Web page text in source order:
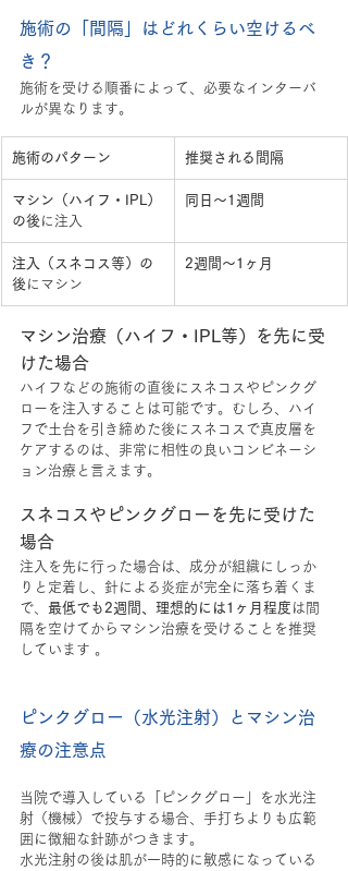
施術の「間隔」はどれくらい空けるべ
き？
施術を受ける順番によって、必要なインターバ
ルが異なります。
施術のパターン 推奨される間隔
マシン（ハイフ・IPL）
の後 に注入
同日〜1週間
注入（スネコス等）の
後 にマシン
2週間〜1ヶ月
マシン治療（ハイフ・IPL等）を先に受
けた場合
ハイフなどの施術の直後にスネコスやピンクグ
ローを注入することは可能です。むしろ、ハイ
フで土台を引き締めた後にスネコスで真皮層を
ケアするのは、非常に相性の良いコンビネーシ
ョン治療と言えます。
スネコスやピンクグローを先に受けた
場合
注入を先に行った場合は、成分が組織にしっか
りと定着し、針による炎症が完全に落ち着くま
で、 最低でも2週間、理想的には1ヶ月程度 は間
隔を空けてからマシン治療を受けることを推奨
しています 。
ピンクグロー（水光注射）とマシン治
療の注意点
当院で導入している「ピンクグロー」を水光注
射（機械）で投与する場合、手打ちよりも広範
囲に微細な針跡がつきます。
水光注射の後は肌が一時的に敏感になっている